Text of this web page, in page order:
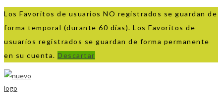
Los Favoritos de usuarios NO registrados se guardan de
forma temporal (durante 60 días). Los Favoritos de
usuarios registrados se guardan de forma permanente
en su cuenta. Descartar
Ir
al